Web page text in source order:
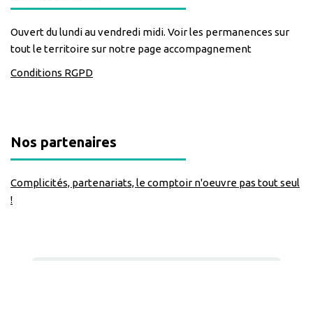
Ouvert du lundi au vendredi midi. Voir les permanences sur
tout le territoire sur notre page accompagnement
Conditions RGPD
Nos partenaires
Complicités, partenariats, le comptoir n'oeuvre pas tout seul
!